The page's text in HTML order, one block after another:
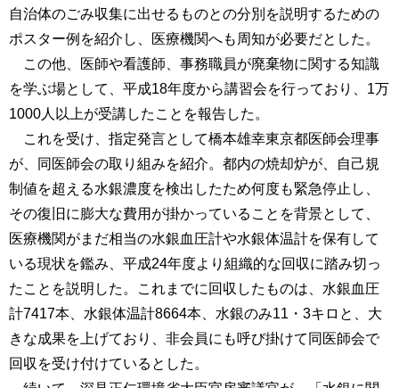
自治体のごみ収集に出せるものとの分別を説明するための
ポスター例を紹介し、医療機関へも周知が必要だとした。
この他、医師や看護師、事務職員が廃棄物に関する知識
を学ぶ場として、平成18年度から講習会を行っており、1万
1000人以上が受講したことを報告した。
これを受け、指定発言として橋本雄幸東京都医師会理事
が、同医師会の取り組みを紹介。都内の焼却炉が、自己規
制値を超える水銀濃度を検出したため何度も緊急停止し、
その復旧に膨大な費用が掛かっていることを背景として、
医療機関がまだ相当の水銀血圧計や水銀体温計を保有して
いる現状を鑑み、平成24年度より組織的な回収に踏み切っ
たことを説明した。これまでに回収したものは、水銀血圧
計7417本、水銀体温計8664本、水銀のみ11・3キロと、大
きな成果を上げており、非会員にも呼び掛けて同医師会で
回収を受け付けているとした。